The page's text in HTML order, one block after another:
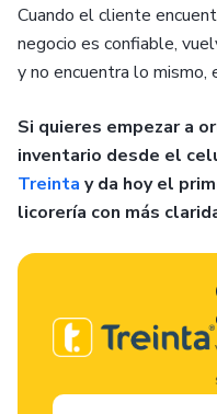
Cuando el cliente
negocio es confiable,
y no encuentra lo mismo,
Si quieres empezar a
inventario desde el
Treinta y da hoy el
licorería con más